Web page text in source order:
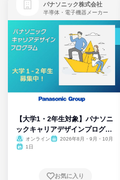
パナソニック株式会社
半導体・電子機器メーカー
【大学1・2年生対象】パナソニ
ックキャリアデザインプログラ
ム
オンライン
2026年8月・9月・10月
1日
お気に入り